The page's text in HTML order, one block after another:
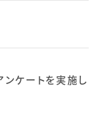
ケートを実施し